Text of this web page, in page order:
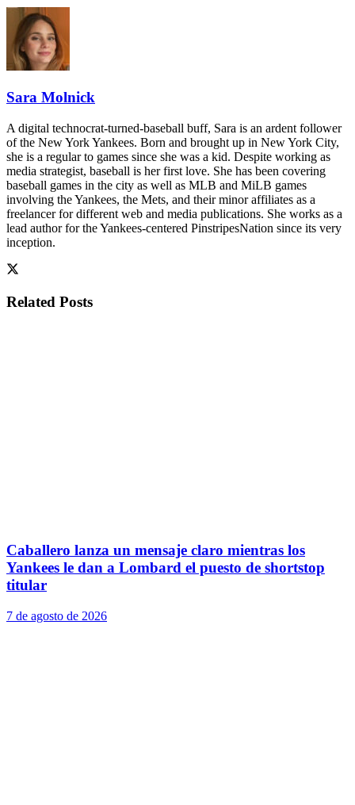
Sara Molnick
A digital technocrat-turned-baseball buff, Sara is an ardent follower
of the New York Yankees. Born and brought up in New York City,
she is a regular to games since she was a kid. Despite working as
media strategist, baseball is her first love. She has been covering
baseball games in the city as well as MLB and MiLB games
involving the Yankees, the Mets, and their minor affiliates as a
freelancer for different web and media publications. She works as a
lead author for the Yankees-centered PinstripesNation since its very
inception.
Related Posts
Caballero lanza un mensaje claro mientras los
Yankees le dan a Lombard el puesto de shortstop
titular
7 de agosto de 2026